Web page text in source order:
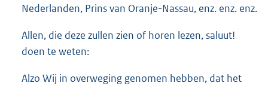
Nederlanden, Prins van Oranje-Nassau, enz. enz. enz.
Allen, die deze zullen zien of horen lezen, saluut!
doen te weten:
Alzo Wij in overweging genomen hebben, dat het